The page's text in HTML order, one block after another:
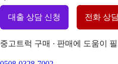
대출 상담 신청 전화 상
중고트럭 구매 · 판매에 도움이